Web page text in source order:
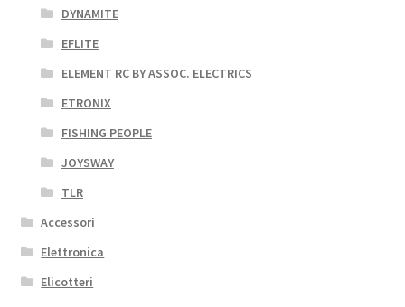
DYNAMITE
EFLITE
ELEMENT RC BY ASSOC. ELECTRICS
ETRONIX
FISHING PEOPLE
JOYSWAY
TLR
Accessori
Elettronica
Elicotteri